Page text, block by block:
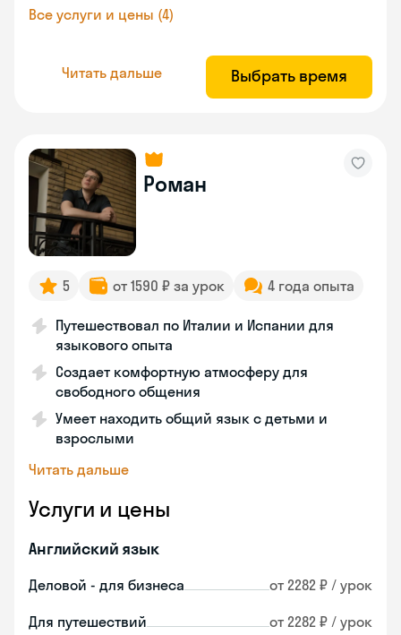
Все услуги и цены (4)
Читать дальше Выбрать время
Роман
5 от 1590 ₽ за урок 4 года опыта
Путешествовал по Италии и Испании для
языкового опыта
Создает комфортную атмосферу для
свободного общения
Умеет находить общий язык с детьми и
взрослыми
Читать дальше
Услуги и цены
Английский язык
Деловой - для бизнеса от 2282 ₽ / урок
Для путешествий от 2282 ₽ / урок